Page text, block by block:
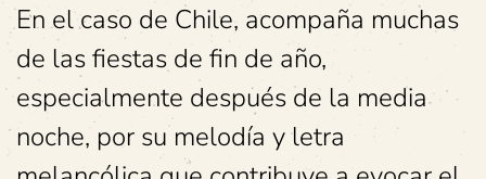
En el caso de Chile, acompaña muchas
de las fiestas de fin de año,
especialmente después de la media
noche, por su melodía y letra